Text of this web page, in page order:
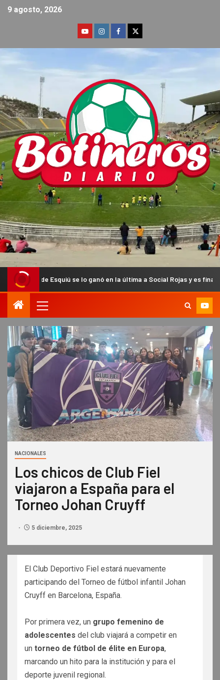
9 agosto, 2026
se lo ganó en la última a Social Rojas y es finalista del Anual
NACIONALES
Los chicos de Club Fiel
viajaron a España para el
Torneo Johan Cruyff
5 diciembre, 2025
El Club Deportivo Fiel estará nuevamente
participando del Torneo de fútbol infantil Johan
Cruyff en Barcelona, España.
Por primera vez, un grupo femenino de
adolescentes del club viajará a competir en
un torneo de fútbol de élite en Europa,
marcando un hito para la institución y para el
deporte juvenil regional.